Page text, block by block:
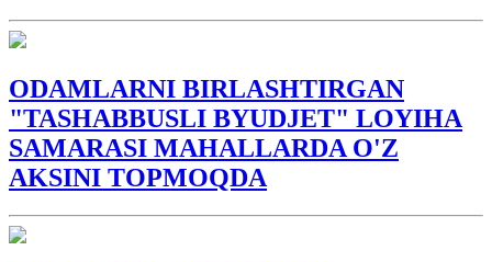
ODAMLARNI BIRLASHTIRGAN
"TASHABBUSLI BYUDJET" LOYIHA
SAMARASI MAHALLARDA O'Z
AKSINI TOPMOQDA